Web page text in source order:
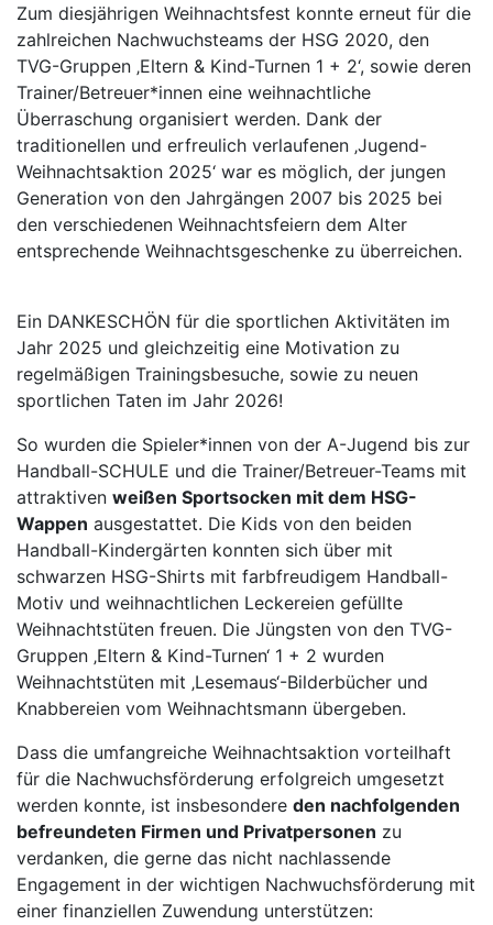
Zum diesjährigen Weihnachtsfest konnte erneut für die
zahlreichen Nachwuchsteams der HSG 2020, den
TVG-Gruppen ‚Eltern & Kind-Turnen 1 + 2‘, sowie deren
Trainer/Betreuer*innen eine weihnachtliche
Überraschung organisiert werden. Dank der
traditionellen und erfreulich verlaufenen ‚Jugend-
Weihnachtsaktion 2025‘ war es möglich, der jungen
Generation von den Jahrgängen 2007 bis 2025 bei
den verschiedenen Weihnachtsfeiern dem Alter
entsprechende Weihnachtsgeschenke zu überreichen.
Ein DANKESCHÖN für die sportlichen Aktivitäten im
Jahr 2025 und gleichzeitig eine Motivation zu
regelmäßigen Trainingsbesuche, sowie zu neuen
sportlichen Taten im Jahr 2026!
So wurden die Spieler*innen von der A-Jugend bis zur
Handball-SCHULE und die Trainer/Betreuer-Teams mit
attraktiven weißen Sportsocken mit dem HSG-
Wappen ausgestattet. Die Kids von den beiden
Handball-Kindergärten konnten sich über mit
schwarzen HSG-Shirts mit farbfreudigem Handball-
Motiv und weihnachtlichen Leckereien gefüllte
Weihnachtstüten freuen. Die Jüngsten von den TVG-
Gruppen ‚Eltern & Kind-Turnen‘ 1 + 2 wurden
Weihnachtstüten mit ‚Lesemaus‘-Bilderbücher und
Knabbereien vom Weihnachtsmann übergeben.
Dass die umfangreiche Weihnachtsaktion vorteilhaft
für die Nachwuchsförderung erfolgreich umgesetzt
werden konnte, ist insbesondere den nachfolgenden
befreundeten Firmen und Privatpersonen zu
verdanken, die gerne das nicht nachlassende
Engagement in der wichtigen Nachwuchsförderung mit
einer finanziellen Zuwendung unterstützen: